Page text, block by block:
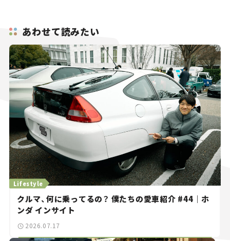
あわせて読みたい
Lifestyle
クルマ、何に乗ってるの？ 僕たちの愛車紹介 #44｜ホ
ンダ インサイト
2026.07.17